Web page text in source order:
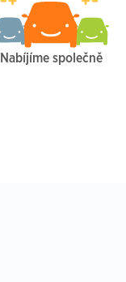
Nabíjíme společně